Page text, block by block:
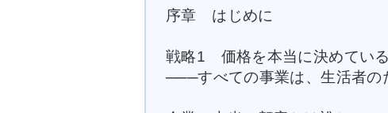
序章 はじめに
戦略1 価格を本当に決めてい
───すべての事業は、生活者の